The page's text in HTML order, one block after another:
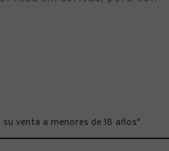
venta a menores de 18 años"